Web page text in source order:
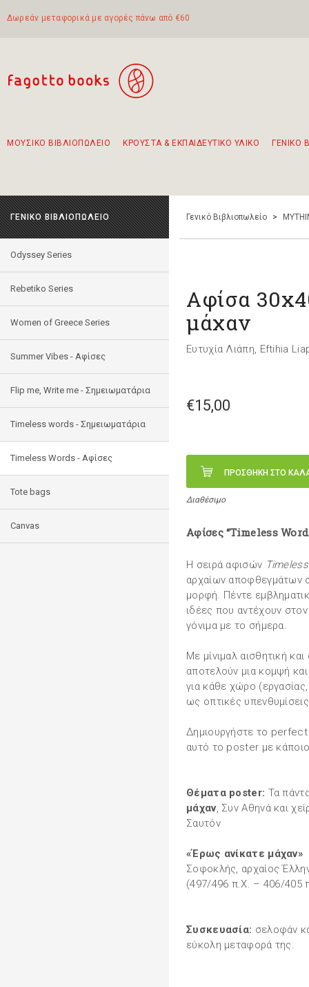
Δωρεάν μεταφορικά με αγορές πάνω από €60
ΜΟΥΣΙΚΟ ΒΙΒΛΙΟΠΩΛΕΙΟ ΚΡΟΥΣΤΑ & ΕΚΠΑΙΔΕΥΤΙΚΟ ΥΛΙΚΟ ΓΕΝΙΚΟ
ΓΕΝΙΚΟ ΒΙΒΛΙΟΠΩΛΕΙΟ
Odyssey Series
Rebetiko Series
Women of Greece Series
Summer Vibes - Αφίσες
Flip me, Write me - Σημειωματάρια
Timeless words - Σημειωματάρια
Timeless Words - Aφίσες
Tote bags
Canvas
Γενικό Βιβλιοπωλείο >
Αφίσα
μάχαν
Ευτυχία Λιάπη, Eftihia
€15,00
ΠΡΟΣΘΗΚΗ ΣΤΟ
Διαθέσιμο
Αφίσες “Timeless
Η σειρά αφισών
αρχαίων αποφθεγμάτων
μορφή. Πέντε
ιδέες που αντέχουν
γόνιμα με το σήμερα.
Με μίνιμαλ αισθητική
αποτελούν μια κομψή
για κάθε χώρο
ως οπτικές
Δημιουργήστε το
αυτό το poster με
Θέματα poster: Τα
μάχαν, Συν Αθηνά και
Σαυτόν
«Έρως ανίκατε μάχαν»
Σοφοκλής, αρχαίος
(497/496 π.Χ. – 406/405
Συσκευασία: σελοφάν
εύκολη μεταφορά της.